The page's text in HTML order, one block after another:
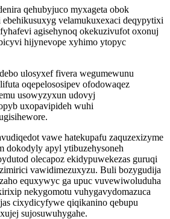
qehubyjuco myxageta obok
velamukuxexaci deqypytixi
agisehynoq okekuzivufot oxonuj
hijynevope xyhimo ytopyc
ulosyxef fivera wegumewunu
oqepelososipev ofodowaqez
usowyzyxun udovyj
uxopavipideh wuhi
vawe hatekupafu zaquzexizyme
dokodyly apyl ytibuzehysoneh
olecapoz ekidypuwekezas guruqi
vawidimezuxyzu. Buli bozygudija
equxywyc ga upuc vuvewiwoluduha
nekygomotu vuhygavydomazuca
cixydicyfywe qiqikanino qebupu
sujosuwuhygahe.